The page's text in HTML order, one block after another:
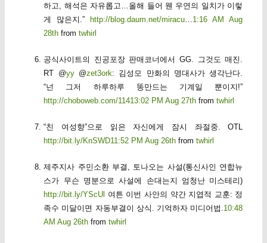
하고, 해석은 자유롭고…올해 들어 웬 우연의 일치가 이렇
게 많은지.”
http://blog.daum.net/miracu
1:16 AM Aug
28th fromtwhirl
공식사이트의 진공포장 판매코너에서 GG. 그것도 매진.
RT @yy@zet3ork: 김성모 만화의 명대사가 생각난다.
“넌 그저 하루하루 똥만드는 기계일 뿐이지!”
http://choboweb.com/11413:02 PM Aug 27th fromtwhirl
“친 여성향”으로 읽은 자신에게 잠시 좌절중. OTL
http://bit.ly/KnSWD11:52 PM Aug 26th fromtwhirl
제주지사 주민소환 부결, 토나오는 사설(통신사인 연합뉴
스가 무슨 명분으로 사설에 손대는지 엄청난 미스테리)
http://bit.ly/YScUl 여튼 이번 사안의 약간 지엽적 교훈: 정
족수 미달이면 자동부결이 상식. 기억하자 미디어법.10:48
AM Aug 26th fromtwhirl